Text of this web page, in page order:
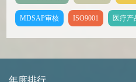
MDSAP审核 ISO9001 医疗产
年度排行